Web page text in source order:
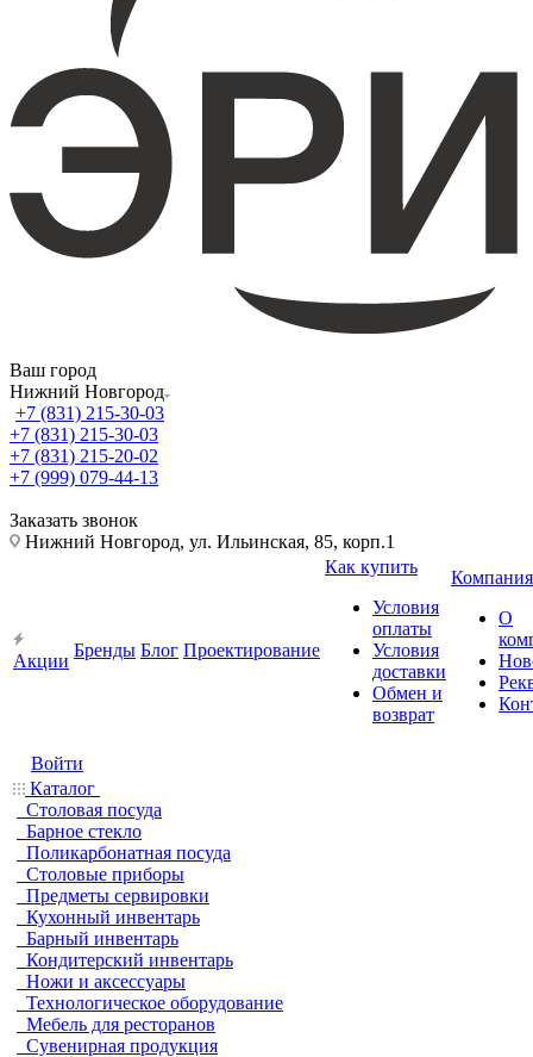
Ваш город
Нижний Новгород
+7 (831) 215-30-03
+7 (831) 215-30-03
+7 (831) 215-20-02
+7 (999) 079-44-13
Заказать звонок
Нижний Новгород, ул. Ильинская, 85, корп.1
Акции
Бренды Блог Проектирование
Как купить
Условия
оплаты
Условия
доставки
Обмен и
возврат
Компания
О
Войти
Каталог
Столовая посуда
Барное стекло
Поликарбонатная посуда
Столовые приборы
Предметы сервировки
Кухонный инвентарь
Барный инвентарь
Кондитерский инвентарь
Ножи и аксессуары
Технологическое оборудование
Мебель для ресторанов
Сувенирная продукция